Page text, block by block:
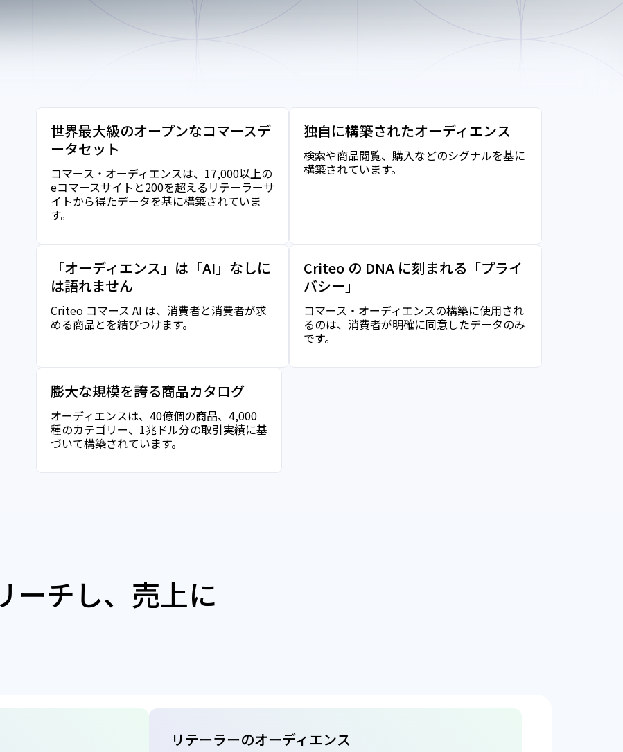
世界最大級のオープンなコマースデ
ータセット
コマース・オーディエンスは、17,000以上の
eコマースサイトと200を超えるリテーラーサ
イトから得たデータを基に構築されていま
す。
独自に構築されたオーディエンス
検索や商品閲覧、購入などのシグナルを基に
構築されています。
「オーディエンス」は「AI」なしに
は語れません
Criteo コマース AI は、消費者と消費者が求
める商品とを結びつけます。
Criteo の DNA に刻まれる「プライ
バシー」
コマース・オーディエンスの構築に使用され
るのは、消費者が明確に同意したデータのみ
です。
膨大な規模を誇る商品カタログ
オーディエンスは、40億個の商品、4,000
種のカテゴリー、1兆ドル分の取引実績に基
づいて構築されています。
ーチし、売上に
リテーラーのオーディエンス